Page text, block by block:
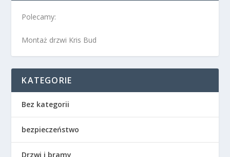
Polecamy:
Montaż drzwi Kris Bud
KATEGORIE
Bez kategorii
bezpieczeństwo
Drzwi i bramy